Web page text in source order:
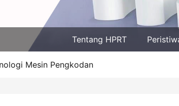
Tentang HPRT
Mesin Pengkodan